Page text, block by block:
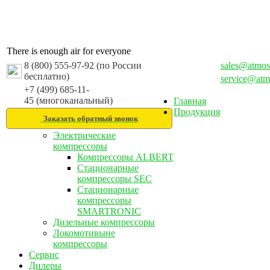
There is enough air for everyone
8 (800) 555-97-92 (по России
бесплатно)
+7 (499) 685-11-
45 (многоканальный)
Заказать обратный звонок
Главная
Продукция
Электрические
компрессоры
Компрессоры ALBERT
Стационарные
компрессоры SEC
Стационарные
компрессоры
SMARTRONIC
Дизельные компрессоры
Локомотивыне
компрессоры
Сервис
Дилеры